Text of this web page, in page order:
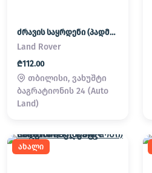
ძრავის საყრდენი (პადმატორნი)
Land Rover
₾112.00
თბილისი, ვახუშტი
ბაგრატიონის 24 (Auto
Land)
ახალი